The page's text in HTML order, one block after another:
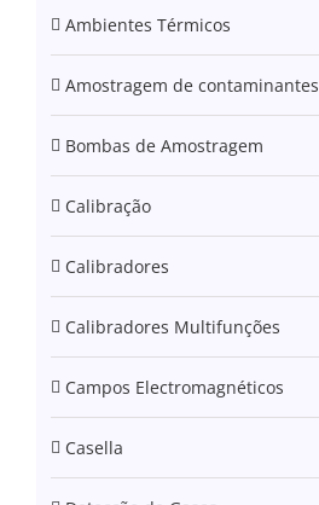
Ambientes Térmicos
Amostragem de contaminantes
Bombas de Amostragem
Calibração
Calibradores
Calibradores Multifunções
Campos Electromagnéticos
Casella